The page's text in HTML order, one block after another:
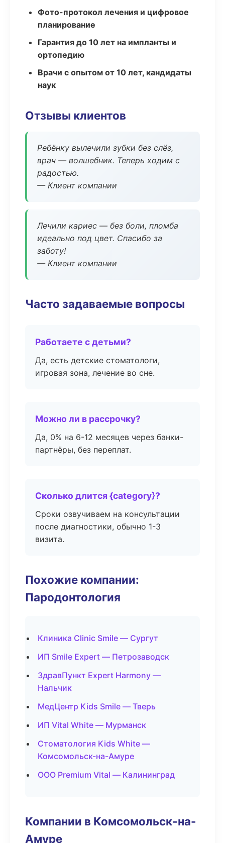
Фото-протокол лечения и цифровое
планирование
Гарантия до 10 лет на импланты и
ортопедию
Врачи с опытом от 10 лет, кандидаты
наук
Отзывы клиентов
Ребёнку вылечили зубки без слёз,
врач — волшебник. Теперь ходим с
радостью.
— Клиент компании
Лечили кариес — без боли, пломба
идеально под цвет. Спасибо за
заботу!
— Клиент компании
Часто задаваемые вопросы
Работаете с детьми?
Да, есть детские стоматологи,
игровая зона, лечение во сне.
Можно ли в рассрочку?
Да, 0% на 6-12 месяцев через банки-
партнёры, без переплат.
Сколько длится {category}?
Сроки озвучиваем на консультации
после диагностики, обычно 1-3
визита.
Похожие компании:
Пародонтология
Клиника Clinic Smile — Сургут
ИП Smile Expert — Петрозаводск
ЗдравПункт Expert Harmony —
Нальчик
МедЦентр Kids Smile — Тверь
ИП Vital White — Мурманск
Стоматология Kids White —
Комсомольск-на-Амуре
ООО Premium Vital — Калининград
Компании в Комсомольск-на-
Амуре